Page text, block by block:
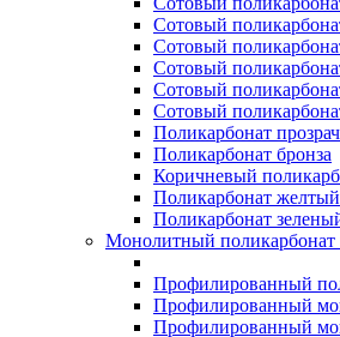
Сотовый
Сотовый
Сотовый
Сотовый
Сотовый
Поликарбонат
Поликарбонат бронза
Коричневый
Поликарбонат желтый
Поликарбонат
Монолитный
Профилированный
Профилированный
Профилированный